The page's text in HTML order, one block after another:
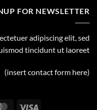
FOR NEWSLETTER
adipiscing elit, sed
tincidunt ut laoreet.
(insert contact form here)
Visa